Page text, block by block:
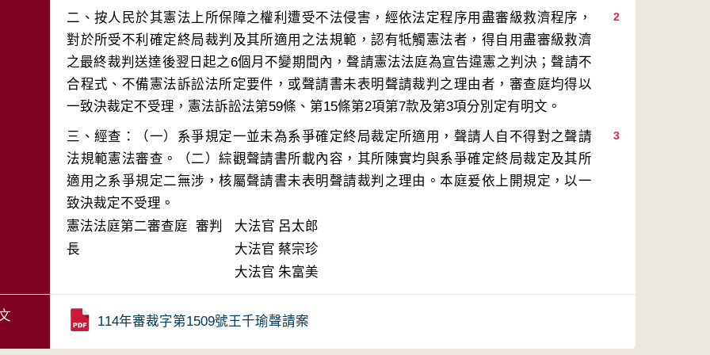
2
二、按人民於其憲法上所保障之權利遭受不法侵害，經依法定程序用盡審級救濟程序，
對於所受不利確定終局裁判及其所適用之法規範，認有牴觸憲法者，得自用盡審級救濟
之最終裁判送達後翌日起之6個月不變期間內，聲請憲法法庭為宣告違憲之判決；聲請不
合程式、不備憲法訴訟法所定要件，或聲請書未表明聲請裁判之理由者，審查庭均得以
3
三、經查：（一）系爭規定一並未為系爭確定終局裁定所適用，聲請人自不得對之聲請
法規範憲法審查。（二）綜觀聲請書所載內容，其所陳實均與系爭確定終局裁定及其所
適用之系爭規定二無涉，核屬聲請書未表明聲請裁判之理由。本庭爰依上開規定，以一
致決裁定不受理。
憲法法庭第二審查庭 審判
長
大法官 呂太郎
大法官 蔡宗珍
大法官 朱富美
114年審裁字第1509號王千瑜聲請案